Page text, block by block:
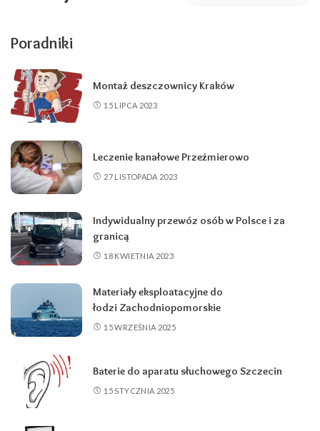
Poradniki
Montaż deszczownicy Kraków
15 LIPCA 2023
Leczenie kanałowe Przeźmierowo
27 LISTOPADA 2023
Indywidualny przewóz osób w Polsce i za
granicą
18 KWIETNIA 2023
Materiały eksploatacyjne do
łodzi Zachodniopomorskie
15 WRZEŚNIA 2025
Baterie do aparatu słuchowego Szczecin
15 STYCZNIA 2025